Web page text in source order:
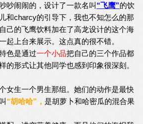
吵闹闹的，设计了一款名叫 “飞鹰”的饮
和charcy的引导下，我也不知怎么的那
己的飞鹰饮料加在了高龙设计的这个海
起上台来展示。这点真的很不错。
色是通过一个小品把自己的三个作品都
的形式让其他同学也感到印象很深刻。
女生一个男生那组。她们的动作是最快
“胡哈哈”， 是胡萝卜和哈密瓜的混合果